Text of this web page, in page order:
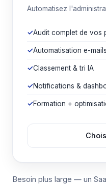
Automatisez
Audit complet de vos
Automatisation e-
Classement & tri IA
Notifications &
Formation +
Besoin plus large — un